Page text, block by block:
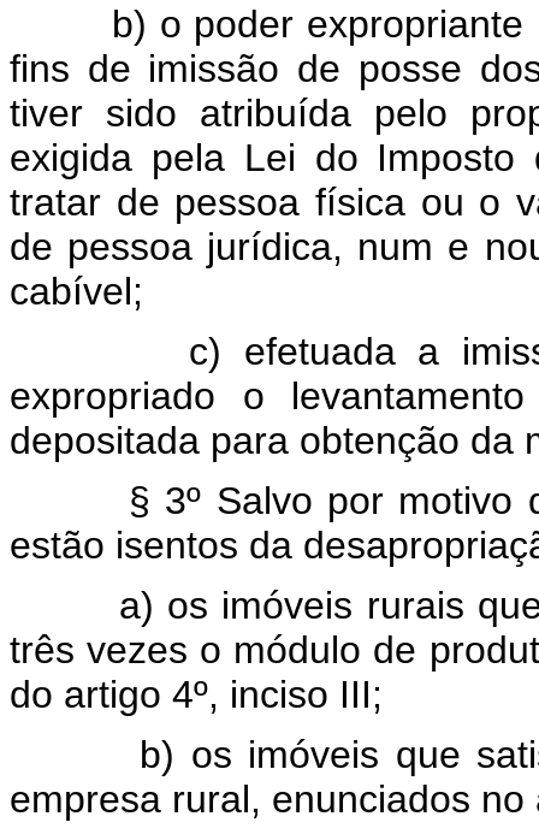
b) o poder
fins de imissão de posse
tiver sido atribuída pelo
exigida pela Lei do
tratar de pessoa física ou o
de pessoa jurídica, num e
cabível;
c) efetuada a
expropriado o
depositada para obtenção da
§ 3º Salvo por motivo
estão isentos da
a) os imóveis rurais
três vezes o módulo de
do artigo 4º, inciso III;
b) os imóveis que
empresa rural, enunciados no